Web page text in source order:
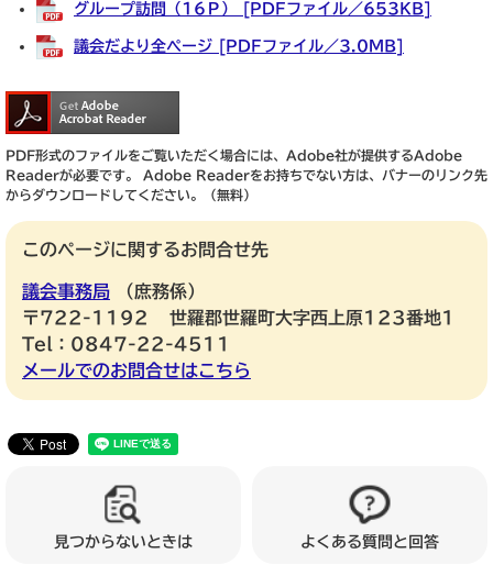
グループ訪問（16Ｐ） [PDFファイル／653KB]
議会だより全ページ [PDFファイル／3.0MB]
PDF形式のファイルをご覧いただく場合には、Adobe社が提供するAdobe
Readerが必要です。
Adobe Readerをお持ちでない方は、バナーのリンク先
からダウンロードしてください。（無料）
このページに関するお問合せ先
議会事務局
庶務係
〒722-1192
世羅郡世羅町大字西上原123番地1
Tel：0847-22-4511
メールでのお問合せはこちら
見つからないときは よくある質問と回答